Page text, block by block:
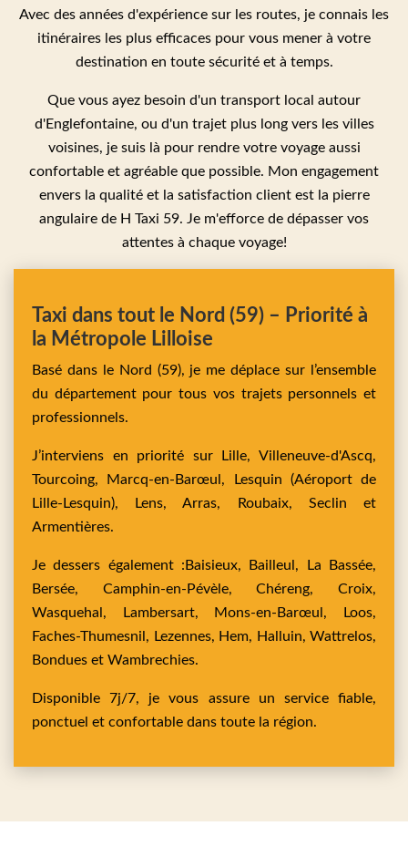
Avec des années d'expérience sur les routes, je connais les
itinéraires les plus efficaces pour vous mener à votre
destination en toute sécurité et à temps.
Que vous ayez besoin d'un transport local autour
d'Englefontaine, ou d'un trajet plus long vers les villes
voisines, je suis là pour rendre votre voyage aussi
confortable et agréable que possible. Mon engagement
envers la qualité et la satisfaction client est la pierre
angulaire de H Taxi 59. Je m'efforce de dépasser vos
attentes à chaque voyage!
Taxi dans tout le Nord (59) – Priorité à
la Métropole Lilloise
Basé dans le Nord (59), je me déplace sur l’ensemble
du département pour tous vos trajets personnels et
professionnels.
J’interviens en priorité surLille,Villeneuve-d'Ascq,
Tourcoing,
Marcq-en-Barœul, Lesquin (Aéroport de
Lille-Lesquin), Lens,Arras, Roubaix, Seclin et
Armentières.
Je dessers également : Baisieux, Bailleul,
La Bassée,
Bersée, Camphin-en-Pévèle,Chéreng,Croix,
Wasquehal,
Lambersart, Mons-en-Barœul,
Loos,
Faches-Thumesnil, Lezennes, Hem, Halluin, Wattrelos,
Bondues et Wambrechies.
Disponible 7j/7, je vous assure un service fiable,
ponctuel et confortable dans toute la région.